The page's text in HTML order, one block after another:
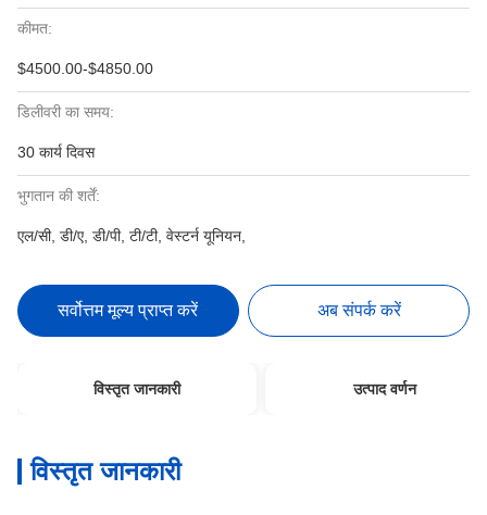
कीमत:
$4500.00-$4850.00
डिलीवरी का समय:
30 कार्य दिवस
भुगतान की शर्तें:
एल/सी, डी/ए, डी/पी, टी/टी, वेस्टर्न यूनियन,
सर्वोत्तम मूल्य प्राप्त करें अब संपर्क करें
विस्तृत जानकारी उत्पाद वर्णन
विस्तृत जानकारी